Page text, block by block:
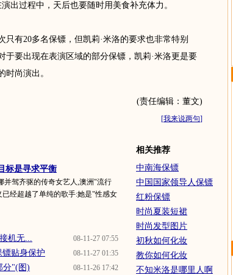
出过程中，天后也要随时用美食补充体力。
有20多名保镖，但凯莉·米洛的要求也非常特别
要出现在表演区域的部分保镖，凯莉·米洛更是要
时尚演出。
(责任编辑：董文)
[我来说两句]
标是寻求平衡
并驾齐驱的传奇女艺人,澳洲"流行
经超越了单纯的歌手:她是"性感女
08-11-27 07:55
机无...
08-11-27 01:35
贴身保护
08-11-26 17:42
分"(图)
相关推荐
中南海保镖
中国国家领导人保镖
红粉保镖
时尚夏装短裙
时尚发型图片
初秋如何化妆
教你如何化妆
不知米洛是哪里人啊